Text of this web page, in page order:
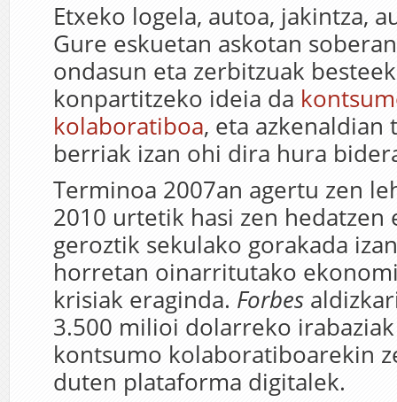
Etxeko logela, autoa, jakintza,
Gure eskuetan askotan
ondasun eta zerbitzuak
konpartitzeko ideia da
kolaboratiboa, eta azkenaldian
berriak izan ohi dira hura
Terminoa 2007an agertu zen
2010 urtetik hasi zen hedatzen
geroztik sekulako gorakada
horretan oinarritutako
krisiak eraginda. Forbes
3.500 milioi dolarreko
kontsumo kolaboratiboarekin
duten plataforma digitalek.